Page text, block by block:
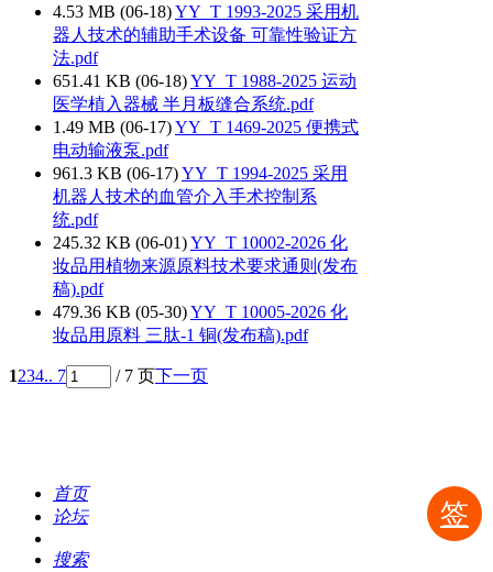
4.53 MB (06-18)YY_T 1993-2025 采用机
器人技术的辅助手术设备 可靠性验证方
法.pdf
651.41 KB (06-18)YY_T 1988-2025 运动
医学植入器械 半月板缝合系统.pdf
1.49 MB (06-17)YY_T 1469-2025 便携式
电动输液泵.pdf
961.3 KB (06-17)YY_T 1994-2025 采用
机器人技术的血管介入手术控制系
统.pdf
245.32 KB (06-01)YY_T 10002-2026 化
妆品用植物来源原料技术要求通则(发布
稿).pdf
479.36 KB (05-30)YY_T 10005-2026 化
妆品用原料 三肽-1 铜(发布稿).pdf
1234.. 7 / 7 页下一页
签
首页
论坛
搜索